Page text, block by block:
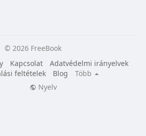
© 2026 FreeBook
Kapcsolat
Adatvédelmi irányelvek
feltételek
Blog
Több
Nyelv